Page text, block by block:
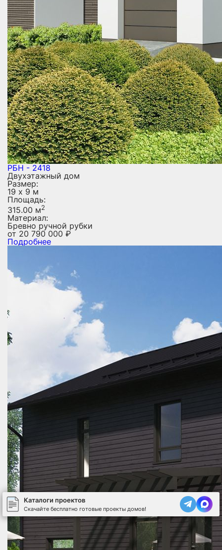
РБН - 2418
Двухэтажный дом
Размер:
19 х 9 м
Площадь:
315.00 м2
Материал:
Бревно ручной рубки
от 20 790 000 ₽
Подробнее
Каталоги проектов
Скачайте бесплатно готовые проекты домов!